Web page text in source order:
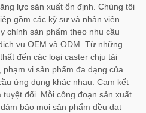
lực sản xuất ổn định. Chúng tôi
gồm các kỹ sư và nhân viên
chỉnh sản phẩm theo nhu cầu
vụ OEM và ODM. Từ những
đến các loại caster chịu tải
vi sản phẩm đa dạng của
ứng dụng khác nhau. Cam kết
đối. Mỗi công đoạn sản xuất
bảo mọi sản phẩm đều đạt